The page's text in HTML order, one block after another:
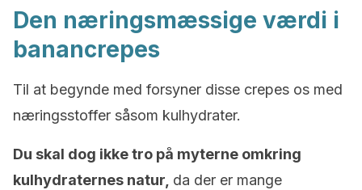
Den næringsmæssige værdi i
banancrepes
Til at begynde med forsyner disse crepes os med
næringsstoffer såsom kulhydrater.
Du skal dog ikke tro på myterne omkring
kulhydraternes natur, da der er mange